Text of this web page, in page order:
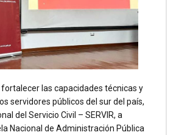
las capacidades técnicas y
servidores públicos del sur del país,
del Servicio Civil – SERVIR, a
Nacional de Administración Pública